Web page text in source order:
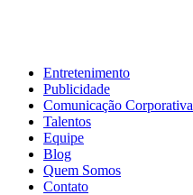
Entretenimento
Publicidade
Comunicação Corporativa
Talentos
Equipe
Blog
Quem Somos
Contato